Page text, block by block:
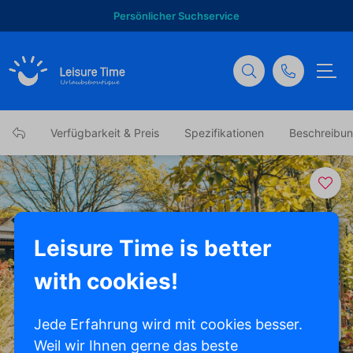
Persönlicher Suchservice
Verfügbarkeit & Preis Spezifikationen
Alle Fotos anzeigen
Leisure Time is better
with cookies!
Jede Erfahrung wird mit cookies besser.
Weil wir Ihnen gerne das beste